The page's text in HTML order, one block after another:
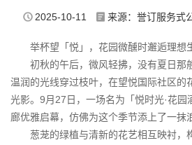
2025-10-11 来源：誉订服务式
举杯望「悦」，花园微醺时邂逅理想
初秋的午后，微风轻拂，没有夏日那
温润的光线穿过枝叶，在望悦国际社区的
光影。9月27日，一场名为「悦时光·花园
廊优雅启幕，仿佛为这个季节添上了一抹
葱茏的绿植与清新的花艺相互映衬，